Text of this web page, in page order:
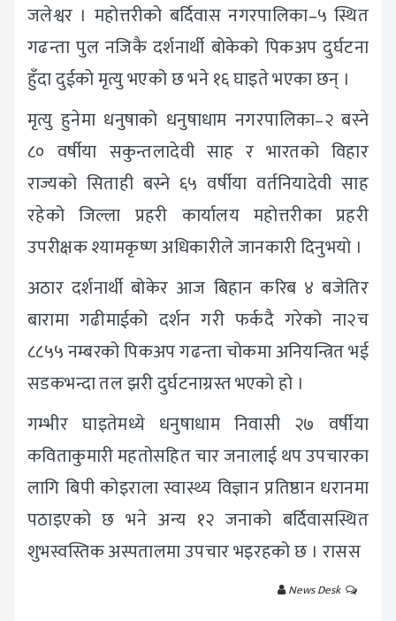
जलेश्वर । महोत्तरीको बर्दिवास नगरपालिका–५ स्थित
गढन्ता पुल नजिकै दर्शनार्थी बोकेको पिकअप दुर्घटना
हुँदा दुईको मृत्यु भएको छ भने १६ घाइते भएका छन् ।
मृत्यु हुनेमा धनुषाको धनुषाधाम नगरपालिका–२ बस्ने
८० वर्षीया सकुन्तलादेवी साह र भारतको विहार
राज्यको सिताही बस्ने ६५ वर्षीया वर्तनियादेवी साह
रहेको जिल्ला प्रहरी कार्यालय महोत्तरीका प्रहरी
उपरीक्षक श्यामकृष्ण अधिकारीले जानकारी दिनुभयो ।
अठार दर्शनार्थी बोकेर आज बिहान करिब ४ बजेतिर
बारामा गढीमाईको दर्शन गरी फर्कदै गरेको ना२च
८८५५ नम्बरको पिकअप गढन्ता चोकमा अनियन्त्रित भई
सडकभन्दा तल झरी दुर्घटनाग्रस्त भएको हो ।
गम्भीर घाइतेमध्ये धनुषाधाम निवासी २७ वर्षीया
कविताकुमारी महतोसहित चार जनालाई थप उपचारका
लागि बिपी कोइराला स्वास्थ्य विज्ञान प्रतिष्ठान धरानमा
पठाइएको छ भने अन्य १२ जनाको बर्दिवासस्थित
शुभस्वस्तिक अस्पतालमा उपचार भइरहको छ । रासस
News Desk